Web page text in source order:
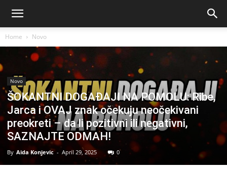
Home Novo
Novo
ŠOKANTNI DOGAĐAJI NA POMOLU: Ribe,
Jarca i OVAJ znak očekuju neočekivani
preokreti – da li pozitivni ili negativni,
SAZNAJTE ODMAH!
By Aida Konjevic - April 29, 2025 0